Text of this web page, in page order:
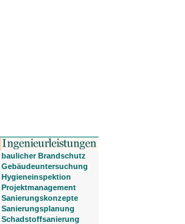
baulicher Brandschutz
Gebäudeuntersuchung
Hygieneinspektion
Projektmanagement
Sanierungskonzepte
Sanierungsplanung
Schadstoffsanierung